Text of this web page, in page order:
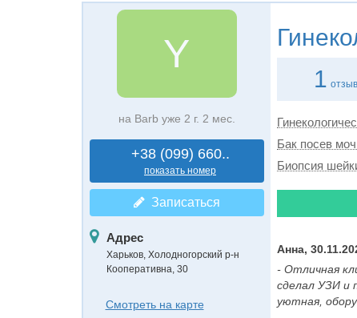
Y
на Barb уже 2 г. 2 мес.
+38 (099) 660..
показать номер
Записаться
Адрес
Харьков, Холодногорский р-н
Кооперативна, 30
Смотреть на карте
1 отзыв
Бак посев
Биопсия
Анна,
- Отличная
сделал УЗИ и
уютная,